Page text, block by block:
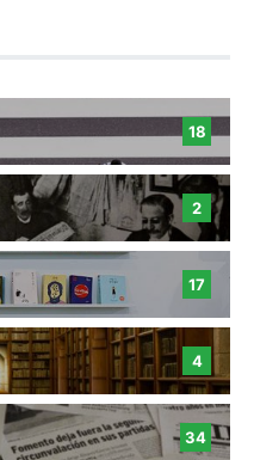
18
2
17
4
34